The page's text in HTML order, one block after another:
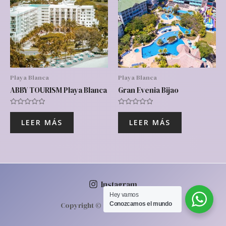
Playa Blanca
ABBY TOURISM Playa Blanca
Valorado
5
LEER MÁS
Playa Blanca
Gran Evenia Bijao
Valorado
5
LEER MÁS
Instagram
Copyright © 2026 | Powered by
Hey vamos‎ ‎ ‎
Conozcamos‎ el mundo